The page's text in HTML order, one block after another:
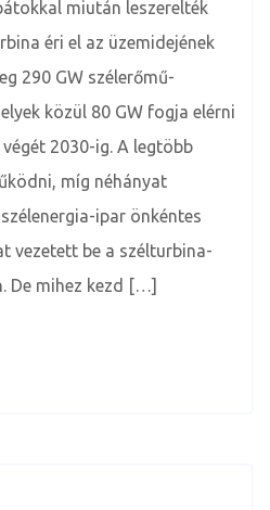
miután leszerelték
éri el az üzemidejének
290 GW szélerőmű-
közül 80 GW fogja elérni
2030-ig. A legtöbb
míg néhányat
ipar önkéntes
vezetett be a szélturbina-
De mihez kezd […]